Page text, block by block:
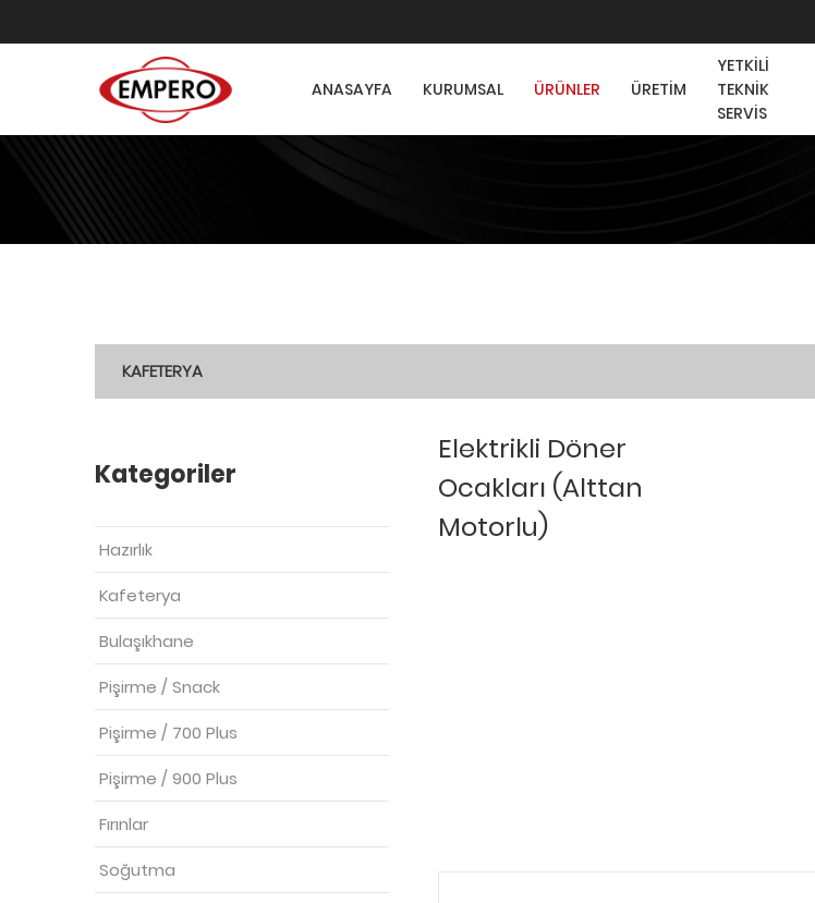
ANASAYFA KURUMSAL ÜRÜNLER ÜRETİM
YETKİLİ
TEKNİK
SERVİS
KAFETERYA
Kategoriler
Hazırlık
Kafeterya
Bulaşıkhane
Pişirme / Snack
Pişirme / 700 Plus
Pişirme / 900 Plus
Fırınlar
Soğutma
Elektrikli Döner
Ocakları (Alttan
Motorlu)